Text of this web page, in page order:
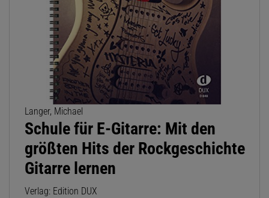
Langer, Michael
Schule für E-Gitarre: Mit den
größten Hits der Rockgeschichte
Gitarre lernen
Verlag: Edition DUX